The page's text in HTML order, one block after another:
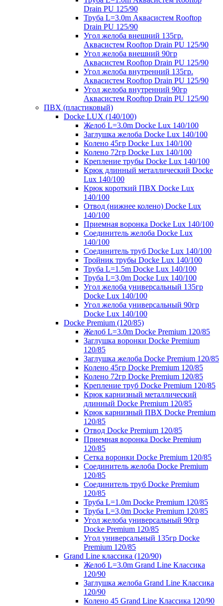
Drain PU 125/90
Труба L=3.0m Аквасистем Rooftop
Drain PU 125/90
Угол желоба внешний 135гр.
Аквасистем Rooftop Drain PU 125/90
Угол желоба внешний 90гр
Аквасистем Rooftop Drain PU 125/90
Угол желоба внутренний 135гр.
Аквасистем Rooftop Drain PU 125/90
Угол желоба внутренний 90гр
Аквасистем Rooftop Drain PU 125/90
ПВХ (пластиковый)
Docke LUX (140/100)
Желоб L=3.0m Docke Lux 140/100
Заглушка желоба Docke Lux 140/100
Колено 45гр Docke Lux 140/100
Колено 72гр Docke Lux 140/100
Крепление трубы Docke Lux 140/100
Крюк длинный металлический Docke
Lux 140/100
Крюк короткий ПВХ Docke Lux
140/100
Отвод (нижнее колено) Docke Lux
140/100
Приемная воронка Docke Lux 140/100
Соединитель желоба Docke Lux
140/100
Соединитель труб Docke Lux 140/100
Тройник трубы Docke Lux 140/100
Труба L=1.5m Docke Lux 140/100
Труба L=3,0m Docke Lux 140/100
Угол желоба универсальный 135гр
Docke Lux 140/100
Угол желоба универсальный 90гр
Docke Lux 140/100
Docke Premium (120/85)
Желоб L=3.0m Docke Premium 120/85
Заглушка воронки Docke Premium
120/85
Заглушка желоба Docke Premium 120/85
Колено 45гр Docke Premium 120/85
Колено 72гр Docke Premium 120/85
Крепление труб Docke Premium 120/85
Крюк карнизный металлический
длинный Docke Premium 120/85
Крюк карнизный ПВХ Docke Premium
120/85
Отвод Docke Premium 120/85
Приемная воронка Docke Premium
120/85
Сетка воронки Docke Premium 120/85
Соединитель желоба Docke Premium
120/85
Соединитель труб Docke Premium
120/85
Труба L=1.0m Docke Premium 120/85
Труба L=3,0m Docke Premium 120/85
Угол желоба универсальный 90гр
Docke Premium 120/85
Угол универсальный 135гр Docke
Premium 120/85
Grand Line классика (120/90)
Желоб L=3.0m Grand Line Классика
120/90
Заглушка желоба Grand Line Классика
120/90
Колено 45 Grand Line Классика 120/90